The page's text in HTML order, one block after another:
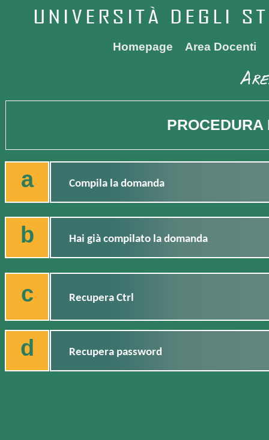
Homepage Area Docenti
PROCEDURA
a Compila la domanda
b Hai già compilato la domanda
c Recupera Ctrl
d Recupera password